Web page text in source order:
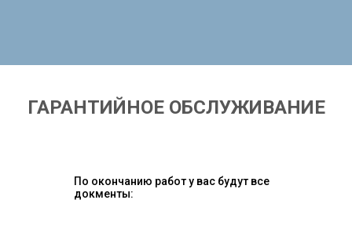
ГАРАНТИЙНОЕ ОБСЛУЖИВАНИЕ
По окончанию работ у вас будут все
докменты: